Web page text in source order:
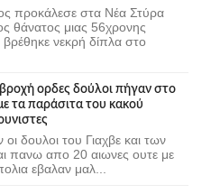
προκάλεσε στα Νέα Στύρα
θάνατος μιας 56χρονης
νεκρή δίπλα στο
ορδες δούλοι πήγαν στο
τα παράσιτα του κακού
δουλοι του Γιαχβε και των
πανω απο 20 αιωνες ουτε με
εβαλαν μαλ...